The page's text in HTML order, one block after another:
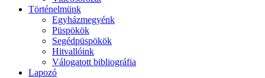
Történelmünk
Egyházmegyénk
Püspökök
Segédpüspökök
Hitvallóink
Válogatott bibliográfia
Lapozó